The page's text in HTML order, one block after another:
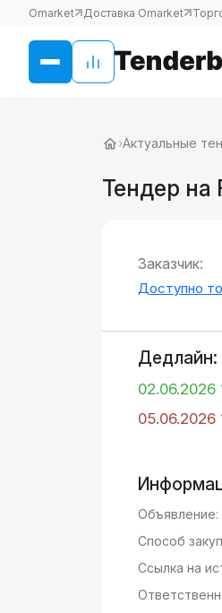
Omarket Доставка Omarket
›Актуальные
Тендер на
Заказчик:
Доступно
Дедлайн:
02.06.2026
05.06.2026
Объявление:
Способ
Ссылка на